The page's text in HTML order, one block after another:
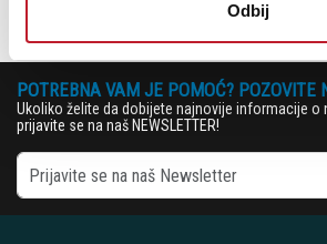
Odbij
POTREBNA VAM JE POMOĆ? POZOVITE
Ukoliko želite da dobijete najnovije informacije o
prijavite se na naš NEWSLETTER!